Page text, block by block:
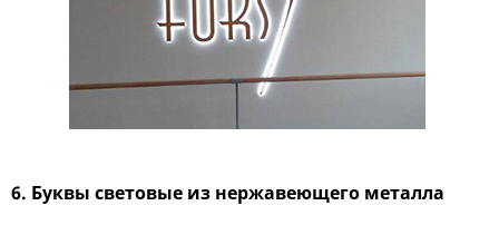
6. Буквы световые из нержавеющего металла